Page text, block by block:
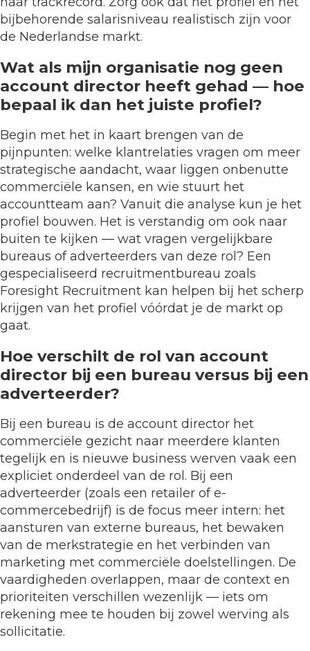
bijbehorende salarisniveau realistisch zijn voor
de Nederlandse markt.
Wat als mijn organisatie nog geen
account director heeft gehad — hoe
bepaal ik dan het juiste profiel?
Begin met het in kaart brengen van de
pijnpunten: welke klantrelaties vragen om meer
strategische aandacht, waar liggen onbenutte
commerciële kansen, en wie stuurt het
accountteam aan? Vanuit die analyse kun je het
profiel bouwen. Het is verstandig om ook naar
buiten te kijken — wat vragen vergelijkbare
bureaus of adverteerders van deze rol? Een
gespecialiseerd recruitmentbureau zoals
Foresight Recruitment kan helpen bij het scherp
krijgen van het profiel vóórdat je de markt op
gaat.
Hoe verschilt de rol van account
director bij een bureau versus bij een
adverteerder?
Bij een bureau is de account director het
commerciële gezicht naar meerdere klanten
tegelijk en is nieuwe business werven vaak een
expliciet onderdeel van de rol. Bij een
adverteerder (zoals een retailer of e-
commercebedrijf) is de focus meer intern: het
aansturen van externe bureaus, het bewaken
van de merkstrategie en het verbinden van
marketing met commerciële doelstellingen. De
vaardigheden overlappen, maar de context en
prioriteiten verschillen wezenlijk — iets om
rekening mee te houden bij zowel werving als
sollicitatie.